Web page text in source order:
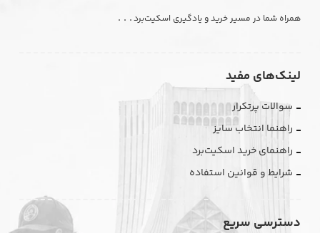
همراه شما در مسیر خرید و یادگیری اسکیت‌برد. . .
لینک‌های مفید
سوالات پرتکرار
راهنما انتخاب سایز
راهنمای خرید اسکیت‌برد
شرایط و قوانین استفاده
دسترسی سریع